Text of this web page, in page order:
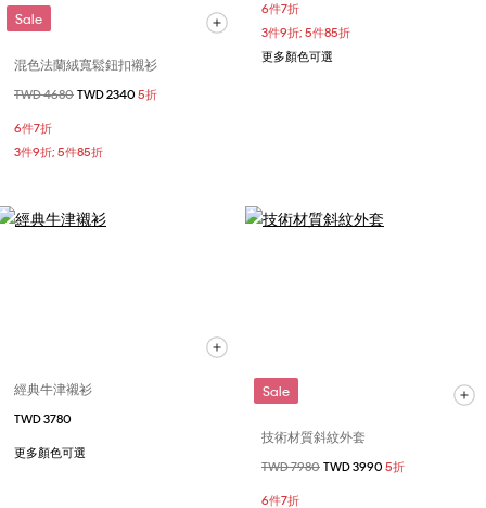
Sale
混色法蘭絨寬鬆鈕扣襯衫
價格扣減從
TWD 4680 至
TWD 2340 5折
6件7折
3件9折; 5件85折
6件7折
3件9折; 5件85折
更多顏色可選
經典牛津襯衫
TWD 3780
更多顏色可選
Sale
技術材質斜紋外套
價格扣減從
TWD 7980 至
TWD 3990 5折
6件7折